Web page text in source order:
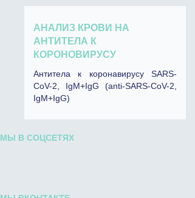
АНАЛИЗ КРОВИ НА
АНТИТЕЛА К
КОРОНОВИРУСУ
Антитела к коронавирусу SARS-
CoV-2, IgM+IgG (anti-SARS-CoV-2,
IgM+IgG)
МЫ В СОЦСЕТЯХ